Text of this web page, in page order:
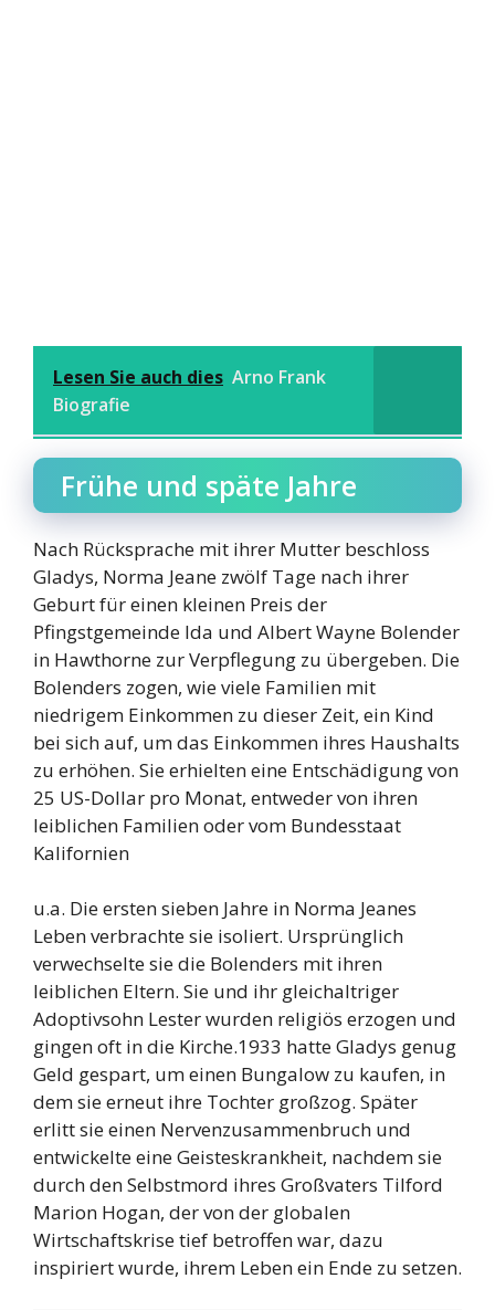
Lesen Sie auch dies Arno Frank
Biografie
Frühe und späte Jahre
Nach Rücksprache mit ihrer Mutter beschloss
Gladys, Norma Jeane zwölf Tage nach ihrer
Geburt für einen kleinen Preis der
Pfingstgemeinde Ida und Albert Wayne Bolender
in Hawthorne zur Verpflegung zu übergeben. Die
Bolenders zogen, wie viele Familien mit
niedrigem Einkommen zu dieser Zeit, ein Kind
bei sich auf, um das Einkommen ihres Haushalts
zu erhöhen. Sie erhielten eine Entschädigung von
25 US-Dollar pro Monat, entweder von ihren
leiblichen Familien oder vom Bundesstaat
Kalifornien
u.a. Die ersten sieben Jahre in Norma Jeanes
Leben verbrachte sie isoliert. Ursprünglich
verwechselte sie die Bolenders mit ihren
leiblichen Eltern. Sie und ihr gleichaltriger
Adoptivsohn Lester wurden religiös erzogen und
gingen oft in die Kirche.1933 hatte Gladys genug
Geld gespart, um einen Bungalow zu kaufen, in
dem sie erneut ihre Tochter großzog. Später
erlitt sie einen Nervenzusammenbruch und
entwickelte eine Geisteskrankheit, nachdem sie
durch den Selbstmord ihres Großvaters Tilford
Marion Hogan, der von der globalen
Wirtschaftskrise tief betroffen war, dazu
inspiriert wurde, ihrem Leben ein Ende zu setzen.